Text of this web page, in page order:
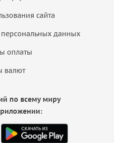
сайта
данных
оплаты
валют
по всему миру